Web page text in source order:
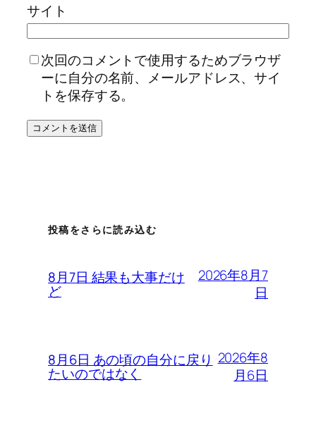
サイト
次回のコメントで使用するためブラウザ
ーに自分の名前、メールアドレス、サイ
トを保存する。
投稿をさらに読み込む
8月7日 結果も大事だけ
ど
2026年8月7
日
8月6日 あの頃の自分に戻り
たいのではなく
2026年8
月6日